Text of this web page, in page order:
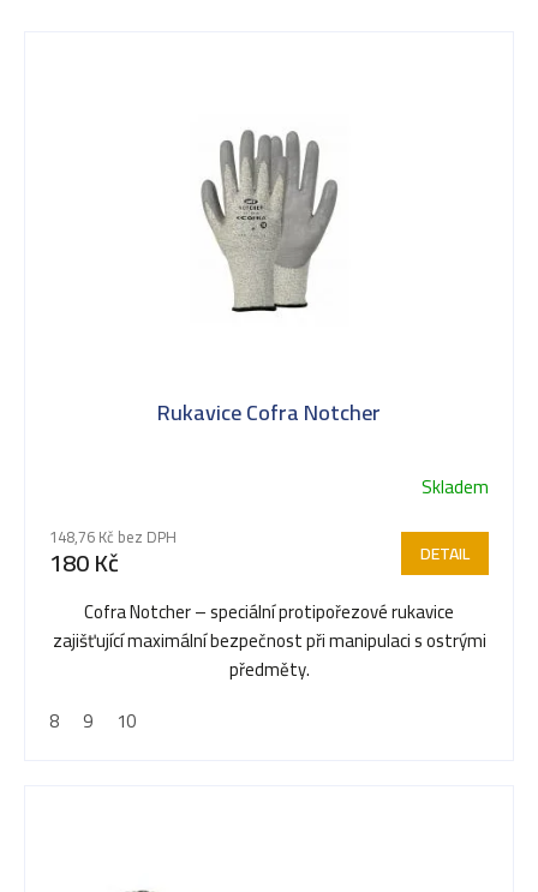
Rukavice Cofra Notcher
Skladem
148,76 Kč bez DPH
180 Kč DETAIL
Cofra Notcher – speciální protipořezové rukavice
zajišťující maximální bezpečnost při manipulaci s ostrými
předměty.
8
9 10